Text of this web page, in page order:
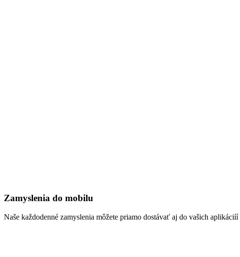
Zamyslenia do mobilu
Naše každodenné zamyslenia môžete priamo dostávať aj do vašich